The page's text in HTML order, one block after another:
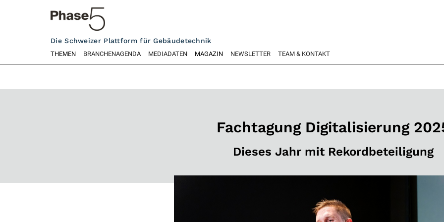
Die Schweizer Plattform für Gebäudetechnik
THEMEN BRANCHENAGENDA MEDIADATEN MAGAZIN NEWSLETTER TEAM & KONTAKT
Fachtagung Digitalisierung
Dieses Jahr mit Rekordbeteiligung